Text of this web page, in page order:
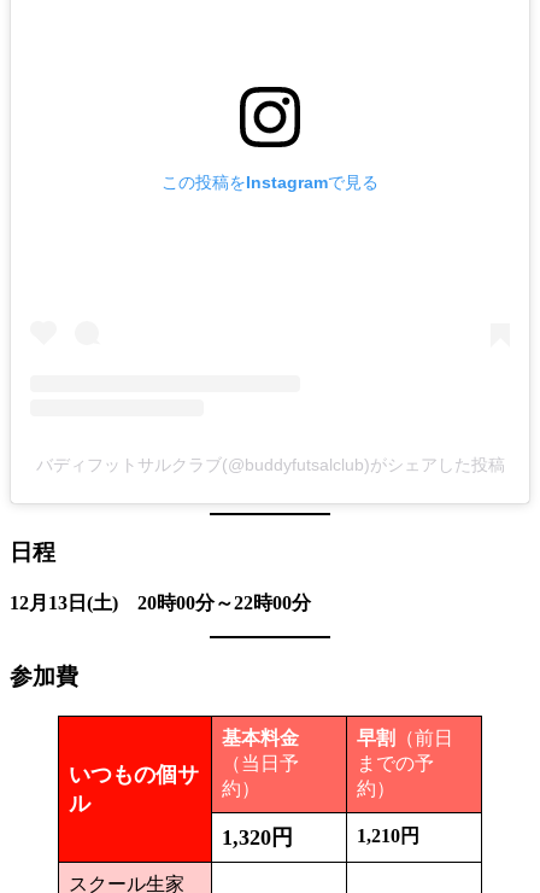
この投稿をInstagramで見る
バディフットサルクラブ(@buddyfutsalclub)がシェアした投稿
日程
12月13日(土) 20時00分～22時00分
参加費
いつもの個サ
ル
基本料金
（当日予
約）
早割
（前日
までの予
約）
1,320円 1,210円
スクール生家